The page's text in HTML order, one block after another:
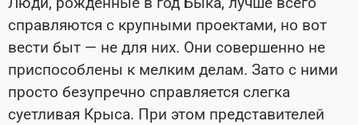
справляются с крупными проектами, но вот
вести быт — не для них. Они совершенно не
приспособлены к мелким делам. Зато с ними
просто безупречно справляется слегка
суетливая Крыса. При этом представителей